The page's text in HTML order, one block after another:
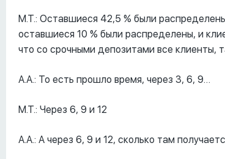
М.Т.: Оставшиеся 42,5 % были
оставшиеся 10 % были распределены, и
что со срочными депозитами все клиенты,
А.А.: То есть прошло время, через 3, 6, 9…
М.Т.: Через 6, 9 и 12
А.А.: А через 6, 9 и 12, сколько там